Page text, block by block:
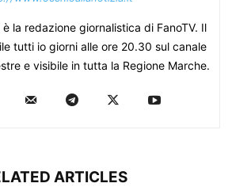
la redazione giornalistica di FanoTV. Il
tutti io giorni alle ore 20.30 sul canale
e visibile in tutta la Regione Marche.
ARTICLES